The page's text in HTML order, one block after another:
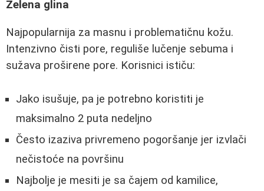
Zelena glina
Najpopularnija za masnu i problematičnu kožu.
Intenzivno čisti pore, reguliše lučenje sebuma i
sužava proširene pore. Korisnici ističu:
Jako isušuje, pa je potrebno koristiti je
maksimalno 2 puta nedeljno
Često izaziva privremeno pogoršanje jer izvlači
nečistoće na površinu
Najbolje je mesiti je sa čajem od kamilice,